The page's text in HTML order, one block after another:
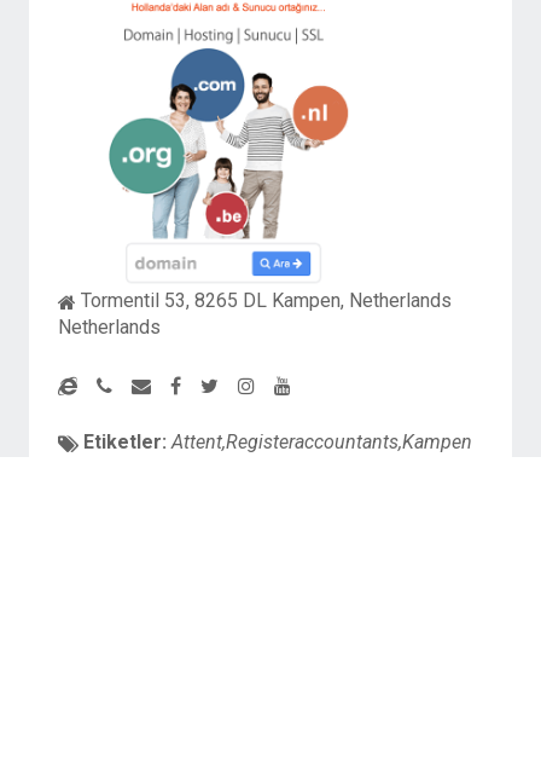
Tormentil 53, 8265 DL Kampen, Netherlands
Netherlands
Etiketler: Attent,Registeraccountants,Kampen